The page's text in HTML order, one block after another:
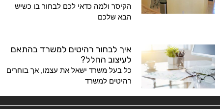
הקיסר ולמה כדאי לכם לבחור בו כשיש
הבא שלכם
איך לבחור רהיטים למשרד בהתאם
לעיצוב החלל?
כל בעל משרד ישאל את עצמו, אך בוחרים
רהיטים למשרד